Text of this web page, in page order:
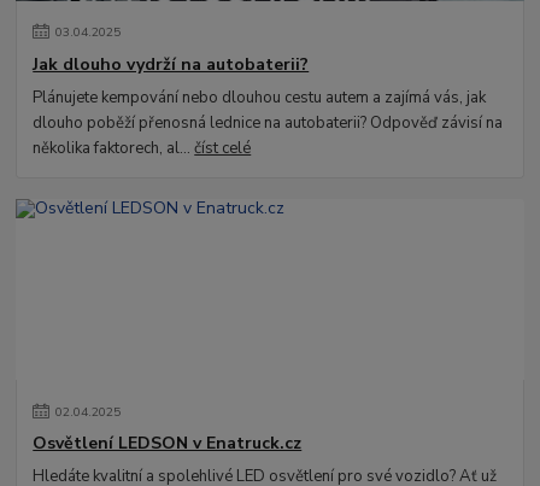
03.04.2025
Jak dlouho vydrží na autobaterii?
Plánujete kempování nebo dlouhou cestu autem a zajímá vás, jak
dlouho poběží přenosná lednice na autobaterii? Odpověď závisí na
několika faktorech, al...číst celé
02.04.2025
Osvětlení LEDSON v Enatruck.cz
Hledáte kvalitní a spolehlivé LED osvětlení pro své vozidlo? Ať už